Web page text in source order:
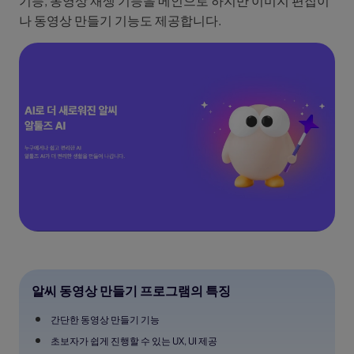
나 동영상 만들기 기능도 제공합니다.
알씨 동영상 만들기 프로그램의 특징
간단한 동영상 만들기 기능
초보자가 쉽게 진행할 수 있는 UX, UI 제공